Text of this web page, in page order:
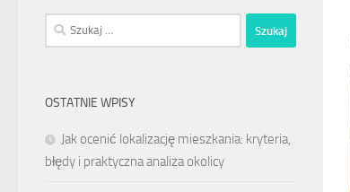
Szukaj:
OSTATNIE WPISY
Jak ocenić lokalizację mieszkania: kryteria,
błędy i praktyczna analiza okolicy